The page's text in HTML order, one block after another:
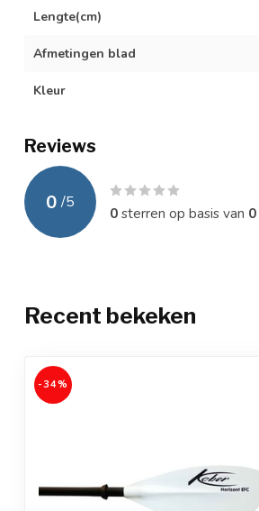
Lengte(cm)
Afmetingen blad
Kleur
Reviews
0 /5
0sterren op basis van 0
Recent bekeken
-34%